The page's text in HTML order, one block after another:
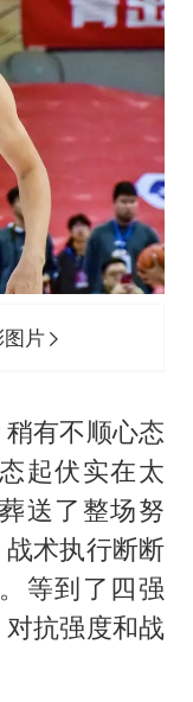
片
有不顺心态
起伏实在太
送了整场努
术执行断断
等到了四强
抗强度和战